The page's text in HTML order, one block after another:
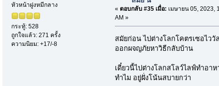
หัวหน้าฝูงหมีกลาง
กระทู้: 528
ถูกใจแล้ว: 271 ครั้ง
ความนิยม: +17/-8
« ตอบกลับ #35 เมื่อ: เมษายน 05, 2023,
AM »
สมัยก่อน ไปต่างโลกโคตรเซอไว
ออกผจญภัยหาวิธีกลับบ้าน
เดี๋ยวนี้ไปต่างโลกสโลว์ไลฟ์ทำอา
ทำไม อยู่ฝั่งโน้นสบายกว่า